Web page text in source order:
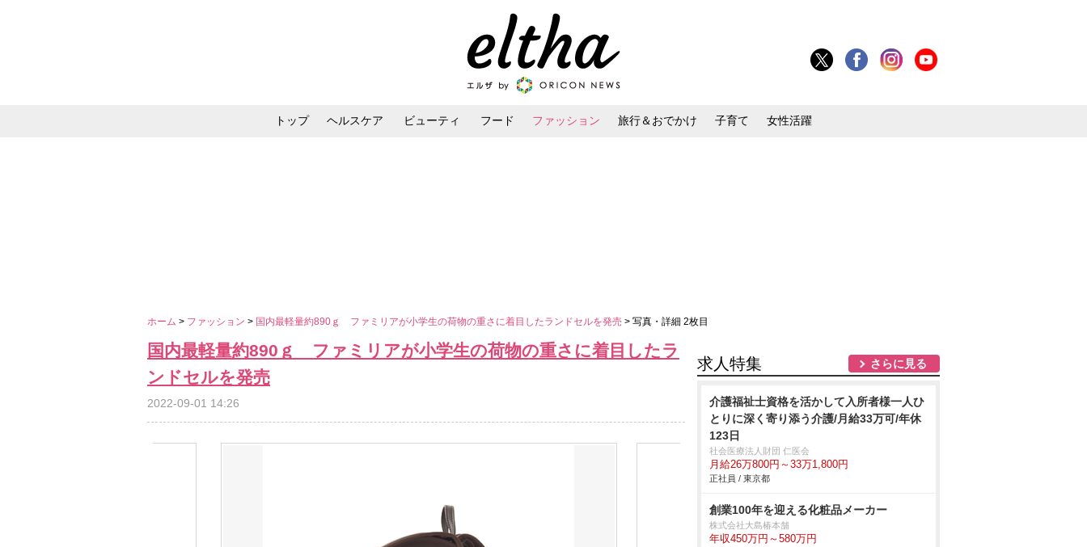
トップ ヘルスケア ビューティ フード ファッション 旅行＆おでかけ 子育て 女性活躍
ホーム > ファッション > 国内最軽量約890ｇ ファミリアが小学生の荷物の重さに着目したランドセルを発売 > 写真・詳細 2枚目
国内最軽量約890ｇ ファミリアが小学生の荷物の重さに着目したラ
ンドセルを発売
2022-09-01 14:26
求人特集 さらに見る
介護福祉士資格を活かして入所者様一人ひ
とりに深く寄り添う介護/月給33万可/年休
123日
社会医療法人財団 仁医会
月給26万800円～33万1,800円
正社員 / 東京都
創業100年を迎える化粧品メーカー
株式会社大島椿本舗
年収450万円～580万円